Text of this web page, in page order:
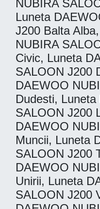
NUBIRA
Luneta
J200 Balta
NUBIRA
Civic, Luneta
SALOON J200
DAEWOO
Dudesti,
SALOON J200
DAEWOO
Muncii, Luneta
SALOON J200
DAEWOO
Unirii, Luneta
SALOON J200